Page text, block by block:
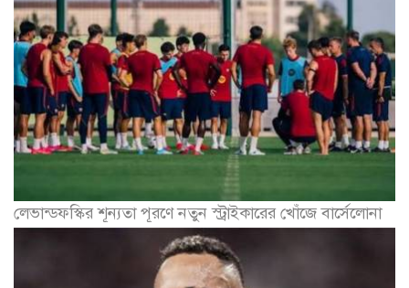
লেভান্ডফস্কির শূন্যতা পূরণে নতুন স্ট্রাইকারের খোঁজে বার্সেলোনা